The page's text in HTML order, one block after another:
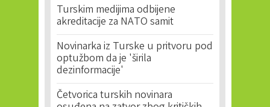
Turskim medijima odbijene
akreditacije za NATO samit
Novinarka iz Turske u pritvoru pod
optužbom da je 'širila
dezinformacije'
Četvorica turskih novinara